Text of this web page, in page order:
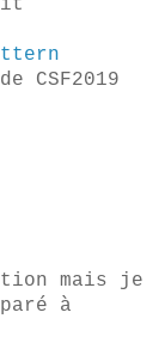
CSF2019
mais je
à